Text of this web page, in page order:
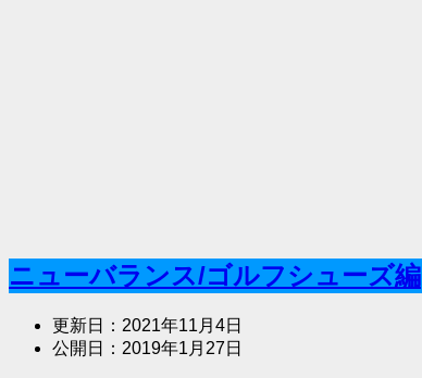
ニューバランス/ゴルフシューズ編
更新日： 2021年11月4日
公開日： 2019年1月27日